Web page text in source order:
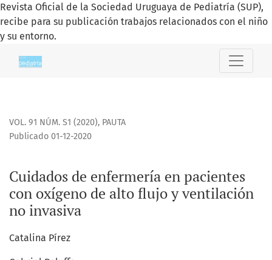
Revista Oficial de la Sociedad Uruguaya de Pediatría (SUP),
recibe para su publicación trabajos relacionados con el niño
y su entorno.
Cuidados de enfermería en pacientes con oxígeno de alto
VOL. 91 NÚM. S1 (2020), PAUTA
Cuidados de enfermería en pacientes
con oxígeno de alto flujo y ventilación
no invasiva
Publicado 01-12-2020
Catalina Pírez